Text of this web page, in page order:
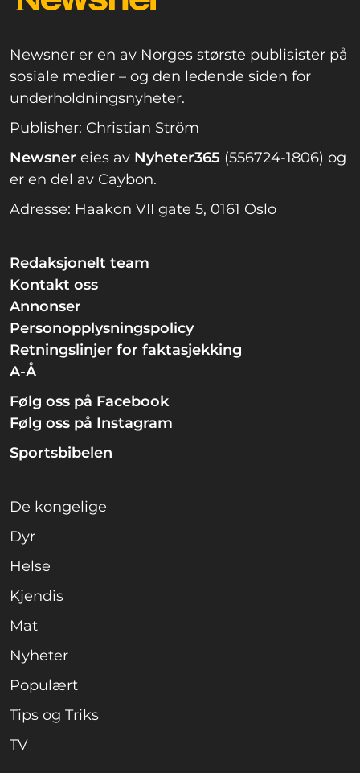
Newsner er en av Norges største publisister på
sosiale medier – og den ledende siden for
underholdningsnyheter.
Publisher: Christian Ström
Newsner eies av Nyheter365 (556724-1806) og
er en del av Caybon.
Adresse: Haakon VII gate 5, 0161 Oslo
Redaksjonelt team
Kontakt oss
Annonser
Personopplysningspolicy
Retningslinjer for faktasjekking
A-Å
Følg oss på Facebook
Følg oss på Instagram
Sportsbibelen
De kongelige
Dyr
Helse
Kjendis
Mat
Nyheter
Populært
Tips og Triks
TV